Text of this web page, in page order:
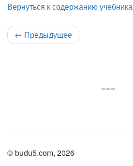
Вернуться к содержанию учебника
← Предыдущее
© budu5.com, 2026